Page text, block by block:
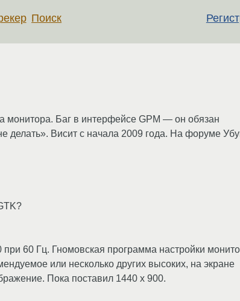
Поиск
монитора. Баг в интерфейсе GPM — он обязан
делать». Висит с начала 2009 года. На форуме
60 Гц. Гномовская программа настройки
или несколько других высоких, на экране
Пока поставил 1440 x 900.